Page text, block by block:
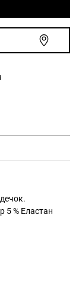
5 % Еластан